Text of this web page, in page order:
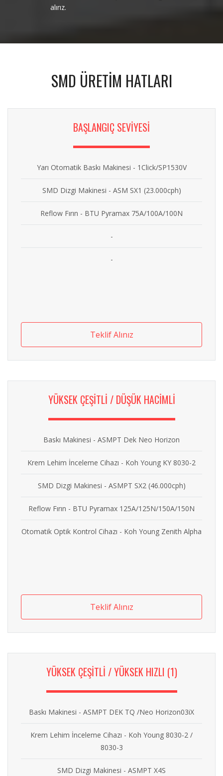
alırız.
SMD ÜRETİM HATLARI
BAŞLANGIÇ SEVİYESİ
Yarı Otomatik Baskı Makinesi - 1Click/SP1530V
SMD Dizgi Makinesi - ASM SX1 (23.000cph)
Reflow Fırın - BTU Pyramax 75A/100A/100N
-
-
Teklif Alınız
YÜKSEK ÇEŞİTLİ / DÜŞÜK HACİMLİ
Baskı Makinesi - ASMPT Dek Neo Horizon
Krem Lehim İnceleme Cihazı - Koh Young KY 8030-2
SMD Dizgi Makinesi - ASMPT SX2 (46.000cph)
Reflow Fırın - BTU Pyramax 125A/125N/150A/150N
Otomatik Optik Kontrol Cihazı - Koh Young Zenith Alpha
Teklif Alınız
YÜKSEK ÇEŞİTLİ / YÜKSEK HIZLI (1)
Baskı Makinesi - ASMPT DEK TQ /Neo Horizon03iX
Krem Lehim İnceleme Cihazı - Koh Young 8030-2 /
8030-3
SMD Dizgi Makinesi - ASMPT X4S